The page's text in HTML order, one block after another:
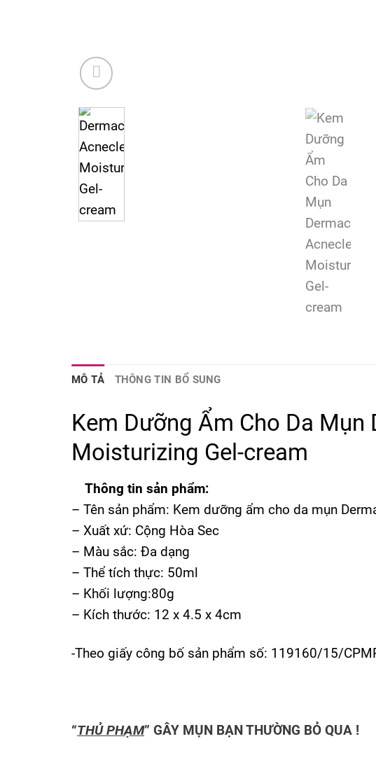
MÔ TẢ THÔNG TIN BỔ SUNG
Kem Dưỡng Ẩm Cho Da Mụn
Moisturizing Gel-cream
Thông tin sản phẩm:
– Tên sản phẩm: Kem dưỡng ẩm cho da mụn
– Xuất xứ: Cộng Hòa Sec
– Màu sắc: Đa dạng
– Thể tích thực: 50ml
– Khối lượng:80g
– Kích thước: 12 x 4.5 x 4cm
-Theo giấy công bố sản phẩm số: 119160/15/
“THỦPHẠM” GÂY MỤN BẠN THƯỜNG BỎ QUA !